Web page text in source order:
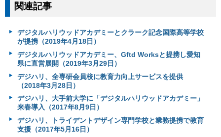
関連記事
デジタルハリウッドアカデミーとクラーク記念国際高等学校
が提携（2019年4月18日）
デジタルハリウッドアカデミー、Gftd Worksと提携し愛知
県に直営展開（2019年3月29日）
デジハリ、全専研会員校に教育力向上サービスを提供
（2018年3月28日）
デジハリ、大手前大学に「デジタルハリウッドアカデミー」
来春導入（2017年8月9日）
デジハリ、トライデントデザイン専門学校と業務提携で教育
支援（2017年5月16日）